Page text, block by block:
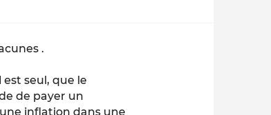
.
seul, que le
de payer un
inflation dans une